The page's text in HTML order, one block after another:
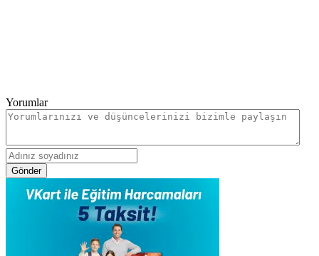
Yorumlar
Gönder